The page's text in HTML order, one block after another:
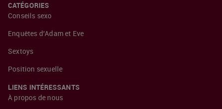
CATÉGORIES
Conseils sexo
Enquêtes d’Adam et Eve
Sextoys
Position sexuelle
LIENS INTÉRESSANTS
À propos de nous